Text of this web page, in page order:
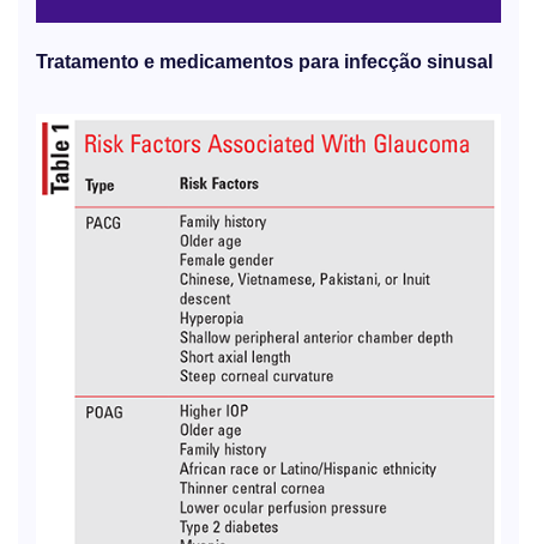
Tratamento e medicamentos para infecção sinusal